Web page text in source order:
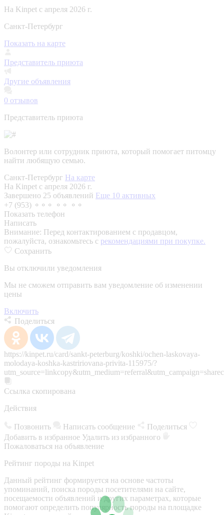
На Kinpet c апреля 2026 г.
Санкт-Петербург
Показать на карте
Представитель приюта
Другие объявления
0 отзывов
Представитель приюта
Волонтер или сотрудник приюта, который помогает питомцу
найти любящую семью.
Санкт-Петербург На карте
На Kinpet c апреля 2026 г.
Завершено 25 объявлений Еще 10 активных
+7 (953) ⚬⚬⚬ ⚬⚬ ⚬⚬
Показать телефон
Написать
Внимание: Перед контактированием с продавцом,
пожалуйста, ознакомьтесь с рекомендациями при покупке.
Сохранить
Вы отключили уведомления
Мы не сможем отправить вам уведомление об изменении
цены
Включить
Поделиться
https://kinpet.ru/card/sankt-peterburg/koshki/ochen-laskovaya-
molodaya-koshka-kastririovana-privita-115975/?
Ссылка скопирована
Действия
Позвонить Написать сообщение
Поделиться
Добавить в избранное Удалить из избранного
Пожаловаться на объявление
Рейтинг породы на Kinpet
Данный рейтинг формируется на основе частоты
упоминаний, поиска породы посетителями на сайте,
посещаемости объявлений и других параметрах, которые
помогают определить популярность породы на площадке